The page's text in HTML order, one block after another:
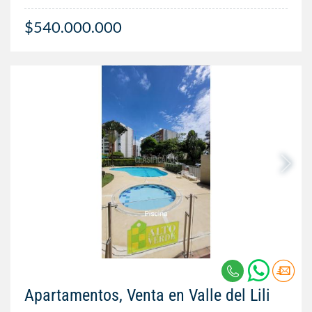
$540.000.000
Apartamentos, Venta en Valle del Lili